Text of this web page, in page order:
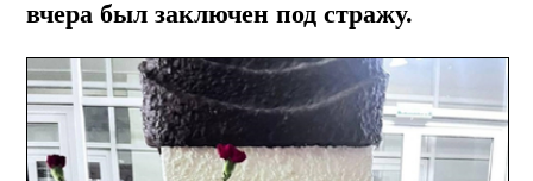
вчера был заключен под стражу.